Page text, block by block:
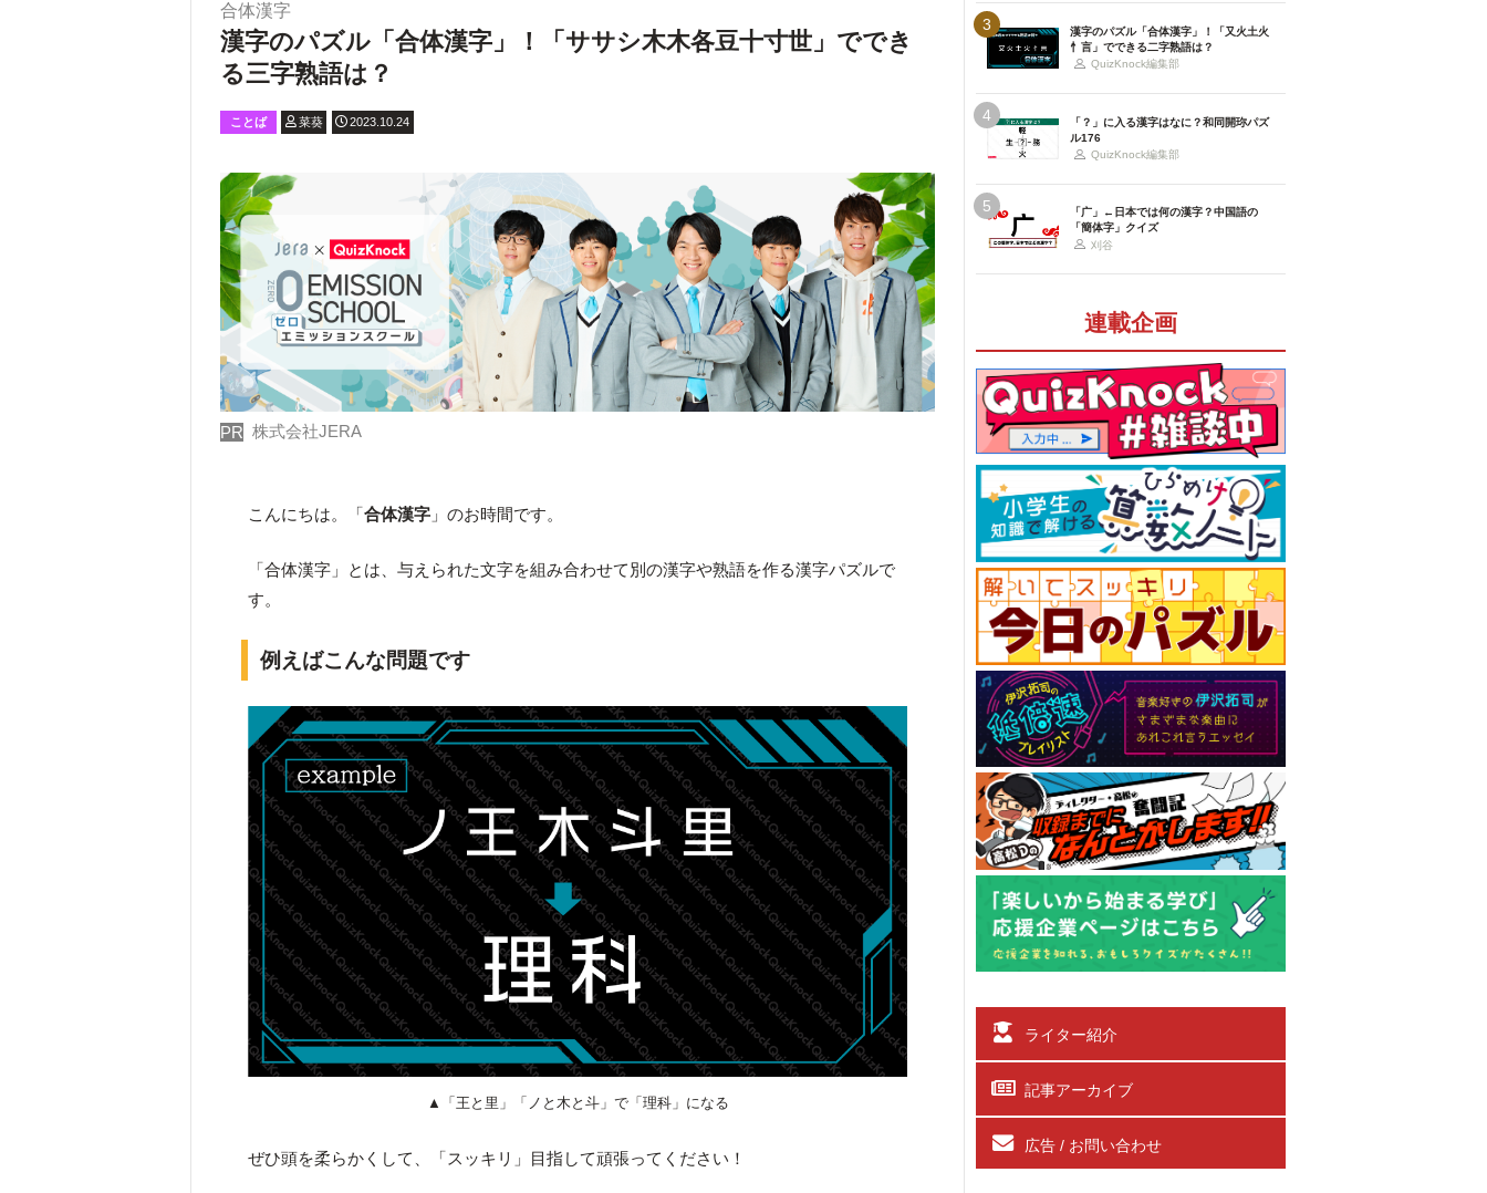
合体漢字
漢字のパズル「合体漢字」！「ササシ木木各豆十寸世」ででき
る三字熟語は？
ことば 菜葵 2023.10.24
PR 株式会社JERA
こんにちは。「合体漢字 」のお時間です。
「合体漢字」とは、与えられた文字を組み合わせて別の漢字や熟語を作る漢字パズルで
す。
例えばこんな問題です
▲「王と里」「ノと木と斗」で「理科」になる
ぜひ頭を柔らかくして、「スッキリ」目指して頑張ってください！
3
漢字のパズル「合体漢字」！「又火土火
忄言」でできる二字熟語は？
QuizKnock編集部
4
「？」に入る漢字はなに？和同開珎パズ
ル176
QuizKnock編集部
5
「广」←日本では何の漢字？中国語の
「簡体字」クイズ
刈谷
連載企画
ライター紹介
記事アーカイブ
広告 / お問い合わせ